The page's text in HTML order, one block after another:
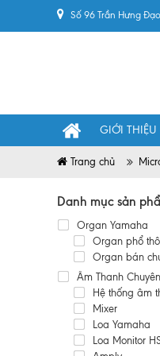
Số 96 Trần Hưng
GIỚI THIỆU
Trang chủ
Danh mục sản
Organ Yamaha
Organ phổ
Organ bán
Âm Thanh
Hệ thống âm
Mixer
Loa Yamaha
Loa Monitor